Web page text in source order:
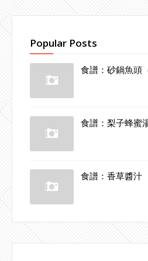
Popular Posts
食譜：砂鍋魚頭
食譜：梨子蜂蜜
食譜：香草醬汁